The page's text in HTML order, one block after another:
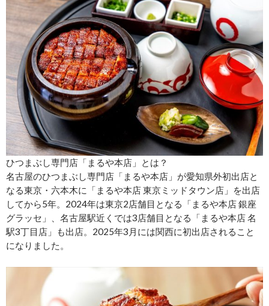
ひつまぶし専門店「まるや本店」とは？
名古屋のひつまぶし専門店「まるや本店」が愛知県外初出店と
なる東京・六本木に「まるや本店 東京ミッドタウン店」を出店
してから5年。2024年は東京2店舗目となる「まるや本店 銀座
グラッセ」、名古屋駅近くでは3店舗目となる「まるや本店 名
駅3丁目店」も出店。2025年3月には関西に初出店されること
になりました。